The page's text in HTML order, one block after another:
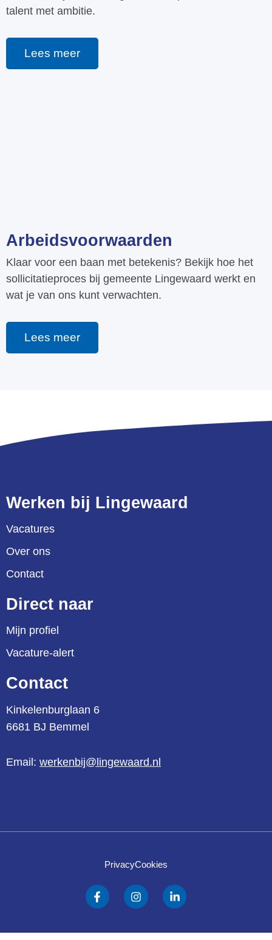
talent met ambitie.
Lees meer
Arbeidsvoorwaarden
Klaar voor een baan met betekenis? Bekijk hoe het
sollicitatieproces bij gemeente Lingewaard werkt en
wat je van ons kunt verwachten.
Lees meer
Werken bij Lingewaard
Vacatures
Over ons
Contact
Direct naar
Mijn profiel
Vacature-alert
Contact
Kinkelenburglaan 6
6681 BJ Bemmel
Email: werkenbij@lingewaard.nl
PrivacyCookies